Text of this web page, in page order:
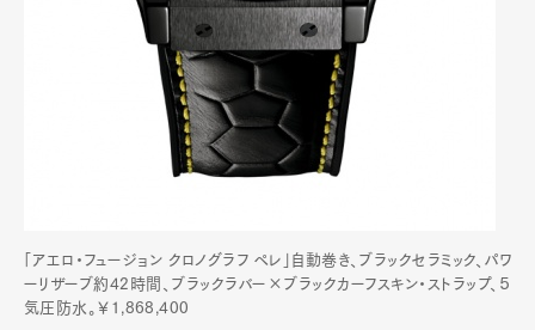
「アエロ・フュージョン クロノグラフ ペレ」自動巻き、ブラックセラミック、パワ
ーリザーブ約42時間、ブラックラバー×ブラックカーフスキン・ストラップ、５
気圧防水。￥1,868,400